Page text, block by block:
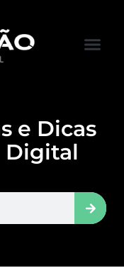
e Dicas
Digital